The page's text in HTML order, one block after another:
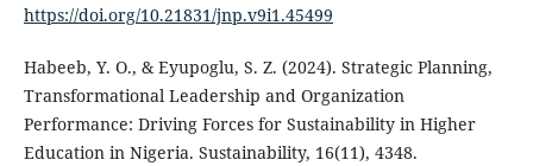
https://doi.org/10.21831/jnp.v9i1.45499
Habeeb, Y. O., & Eyupoglu, S. Z. (2024). Strategic Planning,
Transformational Leadership and Organization
Performance: Driving Forces for Sustainability in Higher
Education in Nigeria. Sustainability, 16(11), 4348.